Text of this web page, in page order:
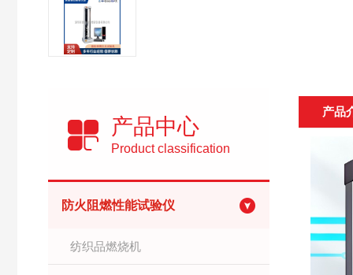
产品中心
Product classification
防火阻燃性能试验仪
纺织品燃烧机
产品